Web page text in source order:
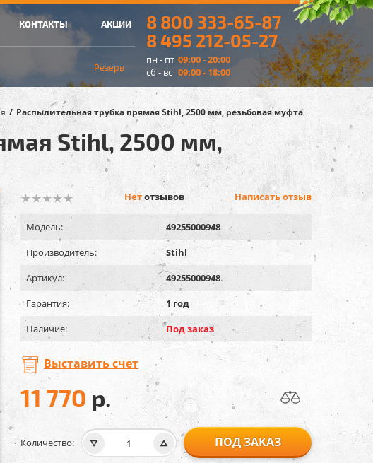
КОНТАКТЫ АКЦИИ
Резерв
8 800 333-65-87
8 495 212-05-27
пн - пт 09:00 - 20:00
сб - вс 09:00 - 18:00
Распылительная трубка прямая Stihl, 2500 мм, резьбовая муфта
Stihl, 2500 мм,
Нетотзывов Написать отзыв
Модель:
49255000948
Производитель:
Stihl
Артикул:
49255000948
Гарантия:
1 год
Наличие:
Под заказ
Выставить счет
11 770 р.
Количество: ПОД ЗАКАЗ